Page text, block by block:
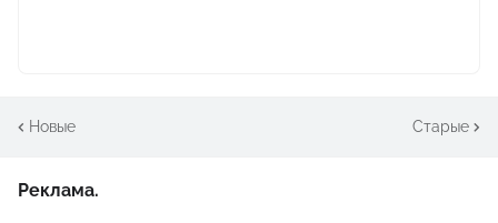
Новые Старые
Реклама.